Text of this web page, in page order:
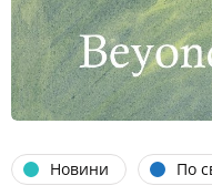
Новини По